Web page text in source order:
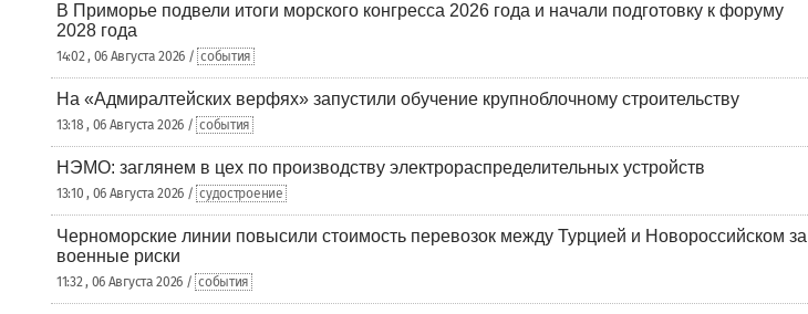
В Приморье подвели итоги морского конгресса 2026 года и начали подготовку к форуму
2028 года
14:02 , 06 Августа 2026 / события
На «Адмиралтейских верфях» запустили обучение крупноблочному строительству
13:18 , 06 Августа 2026 / события
НЭМО: заглянем в цех по производству электрораспределительных устройств
13:10 , 06 Августа 2026 / судостроение
Черноморские линии повысили стоимость перевозок между Турцией и Новороссийском за
военные риски
11:32 , 06 Августа 2026 / события